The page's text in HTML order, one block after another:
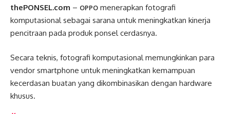
thePONSEL.com – OPPO menerapkan fotografi
komputasional sebagai sarana untuk meningkatkan kinerja
pencitraan pada produk ponsel cerdasnya.
Secara teknis, fotografi komputasional memungkinkan para
vendor smartphone untuk meningkatkan kemampuan
kecerdasan buatan yang dikombinasikan dengan hardware
khusus.